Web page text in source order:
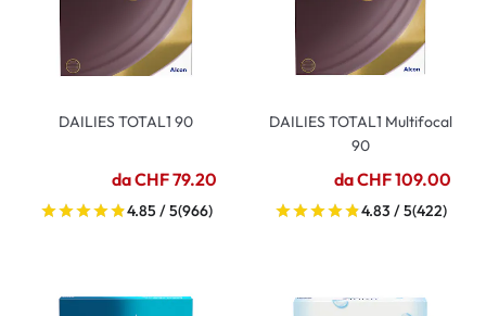
DAILIES TOTAL1 90
da CHF 79.20
4.85 / 5(966)
DAILIES TOTAL1 Multifocal
90
da CHF 109.00
4.83 / 5(422)